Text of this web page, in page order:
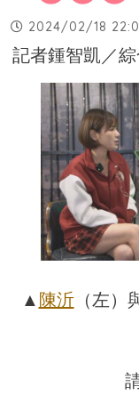
2024/02/18
記者鍾智凱／
▲ 陳沂（左）